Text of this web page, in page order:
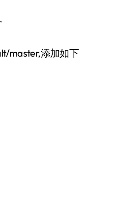
master,添加如下